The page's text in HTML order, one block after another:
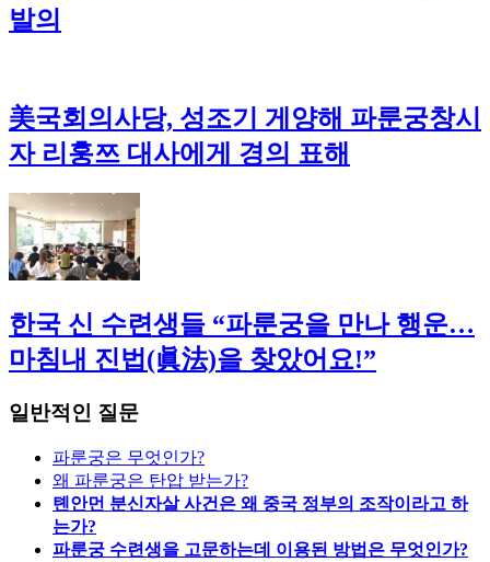
발의
美국회의사당, 성조기 게양해 파룬궁창시
자 리훙쯔 대사에게 경의 표해
한국 신 수련생들 “파룬궁을 만나 행운…
마침내 진법(眞法)을 찾았어요!”
일반적인 질문
파룬궁은 무엇인가?
왜 파룬궁은 탄압 받는가?
톈안먼 분신자살 사건은 왜 중국 정부의 조작이라고 하
는가?
파룬궁 수련생을 고문하는데 이용된 방법은 무엇인가?